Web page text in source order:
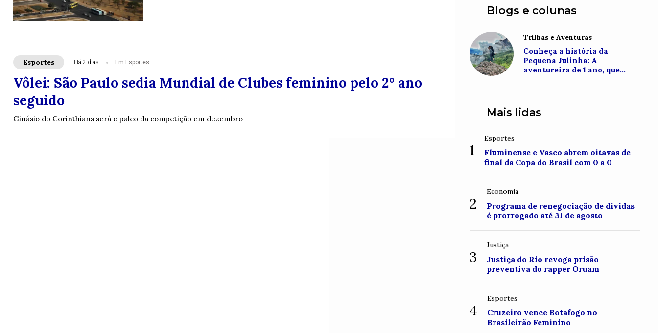
Esportes Há 2 dias Em Esportes
Vôlei: São Paulo sedia Mundial de Clubes feminino pelo 2º ano
seguido
Ginásio do Corinthians será o palco da competição em dezembro
Blogs e colunas
Trilhas e Aventuras
Conheça a história da
Pequena Julinha: A
aventureira de 1 ano, que
Roraima
Mais lidas
1
Esportes
Fluminense e Vasco abrem oitavas de
final da Copa do Brasil com 0 a 0
2
Economia
Programa de renegociação de dívidas
é prorrogado até 31 de agosto
3
Justiça
Justiça do Rio revoga prisão
preventiva do rapper Oruam
4
Esportes
Cruzeiro vence Botafogo no
Brasileirão Feminino